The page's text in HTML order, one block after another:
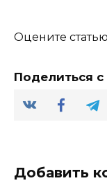
Оцените статью
Поделиться с
Добавить